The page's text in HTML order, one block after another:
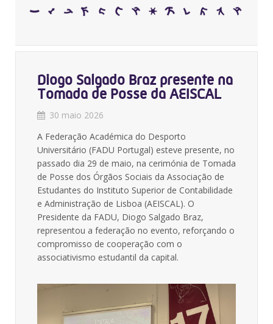
Diogo Salgado Braz presente na
Tomada de Posse da AEISCAL
30 maio 2026
A Federação Académica do Desporto
Universitário (FADU Portugal) esteve presente, no
passado dia 29 de maio, na cerimónia de Tomada
de Posse dos Órgãos Sociais da Associação de
Estudantes do Instituto Superior de Contabilidade
e Administração de Lisboa (AEISCAL). O
Presidente da FADU, Diogo Salgado Braz,
representou a federação no evento, reforçando o
compromisso de cooperação com o
associativismo estudantil da capital.